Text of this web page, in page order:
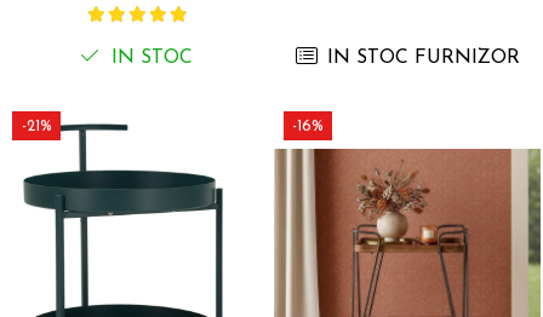
Comode TV
Noptiere
Comode si Bufete
Oglinzi
Sifoniere si Dulapuri
Vitrine
IN STOC IN STOC FURNIZOR
-21% -16%